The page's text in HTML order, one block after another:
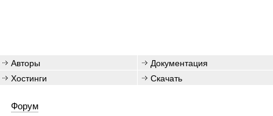
Авторы
Документация
Хостинги
Скачать
Форум